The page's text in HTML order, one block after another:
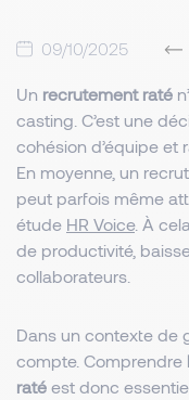
09/10/2025
Un recrutement raté
casting. C’est une
cohésion d’équipe et
En moyenne, un
peut parfois même
étude HR Voice. À
de productivité,
collaborateurs.
Dans un contexte de
compte. Comprendre
raté est donc